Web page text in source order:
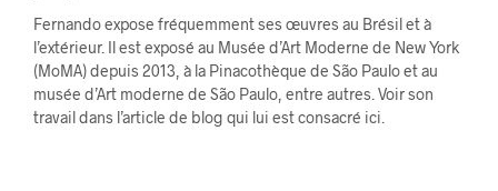
Fernando expose fréquemment ses œuvres au Brésil et à
l’extérieur. Il est exposé au Musée d’Art Moderne de New York
(MoMA) depuis 2013, à la Pinacothèque de São Paulo et au
musée d’Art moderne de São Paulo, entre autres. Voir son
travail dans l’article de blog qui lui est consacré ici.